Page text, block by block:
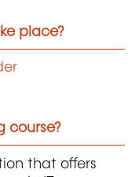
place?
course?
that offers